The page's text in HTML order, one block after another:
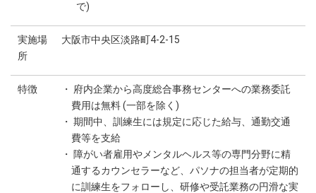
で)
実施場
所
大阪市中央区淡路町4-2-15
特徴
・ 府内企業から高度総合事務センターへの業務委託
費用は無料 (一部を除く)
・ 期間中、訓練生には規定に応じた給与、通勤交通
費等を支給
・ 障がい者雇用やメンタルヘルス等の専門分野に精
通するカウンセラーなど、パソナの担当者が定期的
に訓練生をフォローし、研修や受託業務の円滑な実